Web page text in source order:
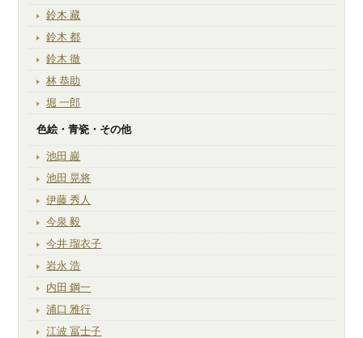
鈴木 藏
鈴木 都
鈴木 徹
林 恭助
堀 一郎
色絵・青瓷・その他
池田 巖
池田 晃将
伊藤 秀人
今泉 毅
今井 瑠衣子
岩永 浩
内田 鋼一
浦口 雅行
江波 冨士子